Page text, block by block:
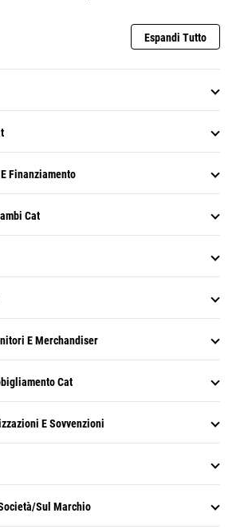
Espandi Tutto
Finanziamento
Cat
E Merchandiser
Cat
E Sovvenzioni
sul Marchio